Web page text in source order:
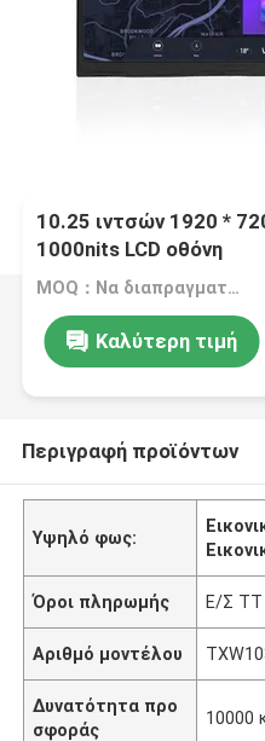
10.25 ιντσών 1920 *
1000nits LCD οθόνη
MOQ：Να διαπραγματευτούμε.
Καλύτερη τιμή
Περιγραφή προϊόντων
Υψηλό φως:
Όροι πληρωμής Ε/Σ
Αριθμό μοντέλου
Δυνατότητα προ
σφοράς
10000